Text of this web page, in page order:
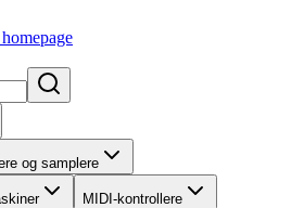
og samplere
MIDI-kontrollere